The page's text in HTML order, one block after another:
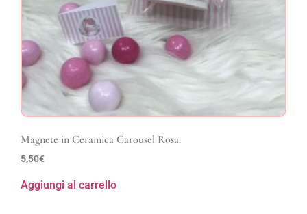
Magnete in Ceramica Carousel Rosa.
5,50€
Aggiungi al carrello